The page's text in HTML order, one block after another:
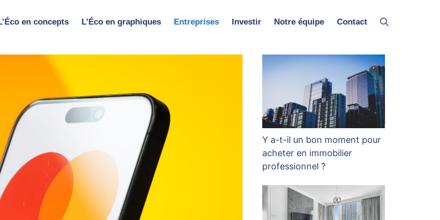
en concepts L’Éco en graphiques Entreprises Investir Notre équipe Contact
Y a-t-il un bon moment pour
acheter en immobilier
professionnel ?